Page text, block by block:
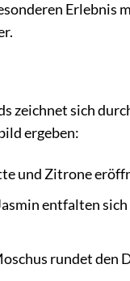
Erlebnis
zeichnet sich
ergeben:
und Zitrone
entfalten
rundet den